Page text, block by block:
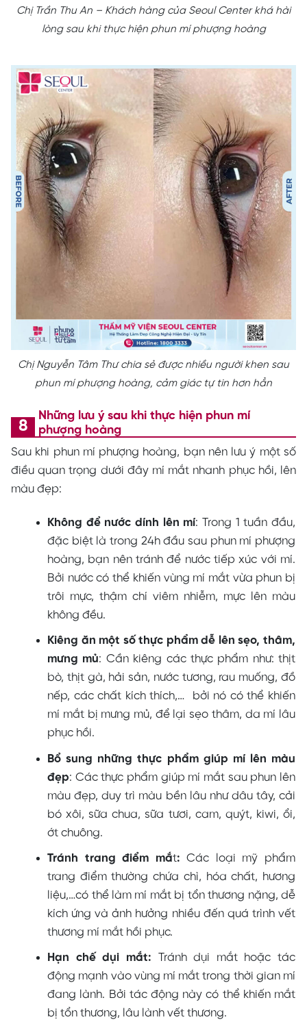
Chị Trần Thu An – Khách hàng của Seoul Center khá hài
lòng sau khi thực hiện phun mí phượng hoàng
Chị Nguyễn Tâm Thư chia sẻ được nhiều người khen sau
phun mí phượng hoàng, cảm giác tự tin hơn hẳn
Những lưu ý sau khi thực hiện phun mí
phượng hoàng
Sau khi phun mí phượng hoàng, bạn nên lưu ý một số
điều quan trọng dưới đây mí mắt nhanh phục hồi, lên
màu đẹp:
Không để nước dính lên mí: Trong 1 tuần đầu,
đặc biệt là trong 24h đầu sau phun mí phượng
hoàng, bạn nên tránh để nước tiếp xúc với mí.
Bởi nước có thể khiến vùng mí mắt vừa phun bị
trôi mực, thậm chí viêm nhiễm, mực lên màu
không đều.
Kiêng ăn một số thực phẩm dễ lên sẹo, thâm,
mưng mủ: Cần kiêng các thực phẩm như: thịt
bò, thịt gà, hải sản, nước tương, rau muống, đồ
nếp, các chất kích thích,… bởi nó có thể khiến
mí mắt bị mưng mủ, để lại sẹo thâm, da mí lâu
phục hồi.
Bổ sung những thực phẩm giúp mí lên màu
đẹp: Các thực phẩm giúp mí mắt sau phun lên
màu đẹp, duy trì màu bền lâu như dâu tây, cải
bó xôi, sữa chua, sữa tươi, cam, quýt, kiwi, ổi,
ớt chuông.
Tránh trang điểm mắt:Các loại mỹ phẩm
trang điểm thường chứa chì, hóa chất, hương
liệu,…có thể làm mí mắt bị tổn thương nặng, dễ
kích ứng và ảnh hưởng nhiều đến quá trình vết
thương mí mắt hồi phục.
Hạn chế dụi mắt: Tránh dụi mắt hoặc tác
động mạnh vào vùng mí mắt trong thời gian mí
đang lành. Bởi tác động này có thể khiến mắt
bị tổn thương, lâu lành vết thương.